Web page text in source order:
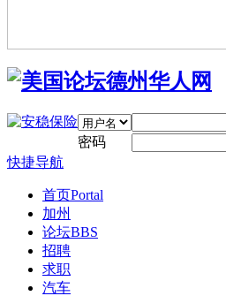
密码
快捷导航
首页Portal
加州
论坛BBS
招聘
求职
汽车